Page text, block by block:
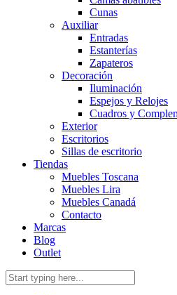
Cunas
Auxiliar
Entradas
Estanterías
Zapateros
Decoración
Iluminación
Espejos y Relojes
Cuadros y
Exterior
Escritorios
Sillas de escritorio
Tiendas
Muebles Toscana
Muebles Lira
Muebles Canadá
Contacto
Marcas
Blog
Outlet